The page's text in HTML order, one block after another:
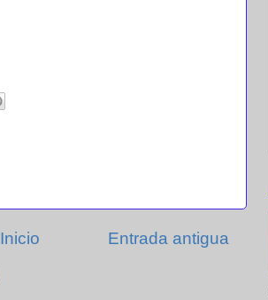
Entrada antigua
Inicio